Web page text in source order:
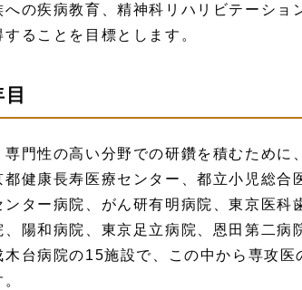
への疾病教育、精神科リハリビテーショ
することを目標とします。
専門性の高い分野での研鑽を積むために
都健康長寿医療センター、都立小児総
ンター病院、がん研有明病院、東京医科
、陽和病院、東京足立病院、恩田第二
木台病院の15施設で、この中から専攻